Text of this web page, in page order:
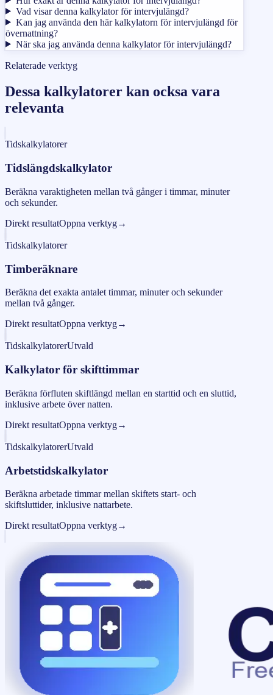
Vad visar denna kalkylator för intervjulängd?
Kan jag använda den här kalkylatorn för intervjulängd för
övernattning?
När ska jag använda denna kalkylator för intervjulängd?
Relaterade verktyg
Dessa kalkylatorer kan ocksa vara
relevanta
Tidskalkylatorer
Tidslängdskalkylator
Beräkna varaktigheten mellan två gånger i timmar, minuter
och sekunder.
Direkt resultatOppna verktyg→
Tidskalkylatorer
Timberäknare
Beräkna det exakta antalet timmar, minuter och sekunder
mellan två gånger.
Direkt resultatOppna verktyg→
TidskalkylatorerUtvald
Kalkylator för skifttimmar
Beräkna förfluten skiftlängd mellan en starttid och en sluttid,
inklusive arbete över natten.
Direkt resultatOppna verktyg→
TidskalkylatorerUtvald
Arbetstidskalkylator
Beräkna arbetade timmar mellan skiftets start- och
skiftsluttider, inklusive nattarbete.
Direkt resultatOppna verktyg→